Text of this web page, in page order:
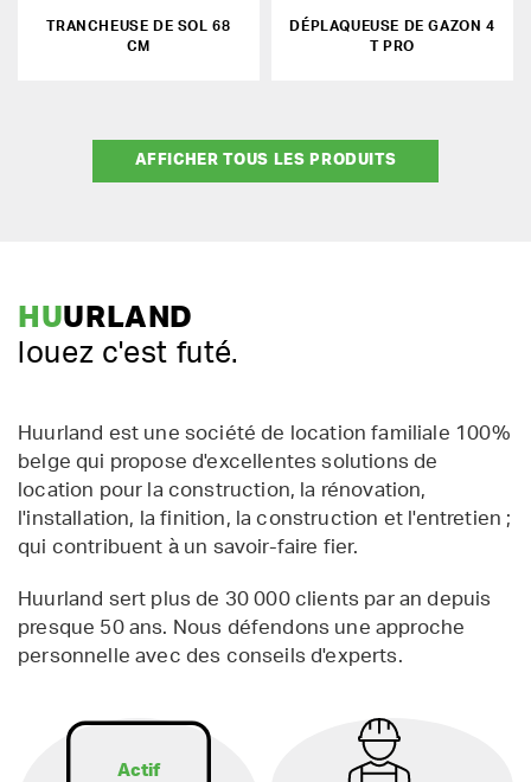
TRANCHEUSE DE SOL 68
CM
DÉPLAQUEUSE DE GAZON 4
T PRO
AFFICHER TOUS LES PRODUITS
HUURLAND
louez c'est futé.
Huurland est une société de location familiale 100%
belge qui propose d'excellentes solutions de
location pour la construction, la rénovation,
l'installation, la finition, la construction et l'entretien ;
qui contribuent à un savoir-faire fier.
Huurland sert plus de 30 000 clients par an depuis
presque 50 ans. Nous défendons une approche
personnelle avec des conseils d'experts.
Actif